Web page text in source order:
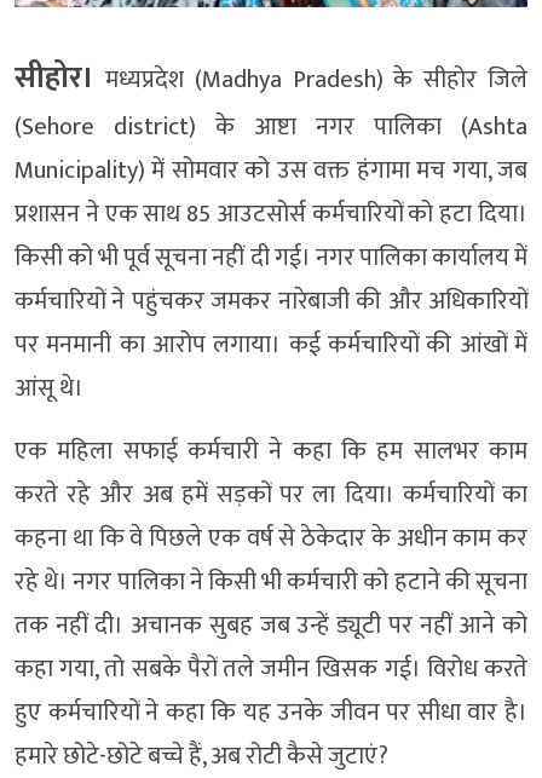
सीहोर। मध्यप्रदेश (Madhya Pradesh) के सीहोर जिले
(Sehore district) के आष्टा नगर पालिका (Ashta
Municipality) में सोमवार को उस वक्त हंगामा मच गया, जब
प्रशासन ने एक साथ 85 आउटसोर्स कर्मचारियों को हटा दिया।
किसी को भी पूर्व सूचना नहीं दी गई। नगर पालिका कार्यालय में
कर्मचारियों ने पहुंचकर जमकर नारेबाजी की और अधिकारियों
पर मनमानी का आरोप लगाया। कई कर्मचारियों की आंखों में
आंसू थे।
एक महिला सफाई कर्मचारी ने कहा कि हम सालभर काम
करते रहे और अब हमें सड़कों पर ला दिया। कर्मचारियों का
कहना था कि वे पिछले एक वर्ष से ठेकेदार के अधीन काम कर
रहे थे। नगर पालिका ने किसी भी कर्मचारी को हटाने की सूचना
तक नहीं दी। अचानक सुबह जब उन्हें ड्यूटी पर नहीं आने को
कहा गया, तो सबके पैरों तले जमीन खिसक गई। विरोध करते
हुए कर्मचारियों ने कहा कि यह उनके जीवन पर सीधा वार है।
हमारे छोटे-छोटे बच्चे हैं, अब रोटी कैसे जुटाएं?